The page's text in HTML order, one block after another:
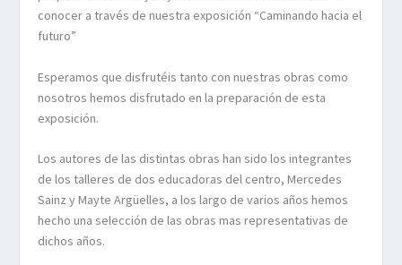
conocer a través de nuestra exposición “Caminando hacia el
futuro”
Esperamos que disfrutéis tanto con nuestras obras como
nosotros hemos disfrutado en la preparación de esta
exposición.
Los autores de las distintas obras han sido los integrantes
de los talleres de dos educadoras del centro, Mercedes
Sainz y Mayte Argüelles, a los largo de varios años hemos
hecho una selección de las obras mas representativas de
dichos años.